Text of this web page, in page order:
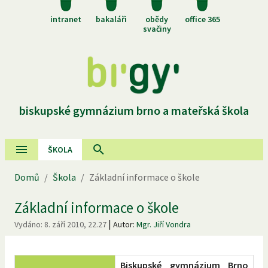
intranet bakaláři
obědy
svačiny
office 365
biskupské gymnázium brno a mateřská škola
ŠKOLA
Domů / Škola / Základní informace o škole
Základní informace o škole
Vydáno: 8. září 2010, 22.27 | Autor: Mgr. Jiří Vondra
Biskupské gymnázium Brno